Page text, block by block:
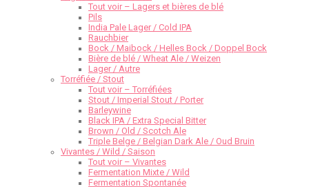
Tout voir – Lagers et bières de blé
Pils
India Pale Lager / Cold IPA
Rauchbier
Bock / Maibock / Helles Bock / Doppel Bock
Bière de blé / Wheat Ale / Weizen
Lager / Autre
Torréfiée / Stout
Tout voir – Torréfiées
Stout / Imperial Stout / Porter
Barleywine
Black IPA / Extra Special Bitter
Brown / Old / Scotch Ale
Triple Belge / Belgian Dark Ale / Oud Bruin
Vivantes / Wild / Saison
Tout voir – Vivantes
Fermentation Mixte / Wild
Fermentation Spontanée